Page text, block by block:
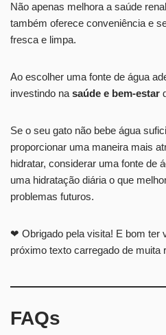
Não apenas melhora a saúde
também oferece conveniência e
fresca e limpa.
Ao escolher uma fonte de água
investindo na saúde e bem-estar
Se o seu gato não bebe água
proporcionar uma maneira mais
hidratar, considerar uma fonte de
uma hidratação diária o que
problemas futuros.
❤ Obrigado pela visita! E bom ter
próximo texto carregado de muita
FAQs